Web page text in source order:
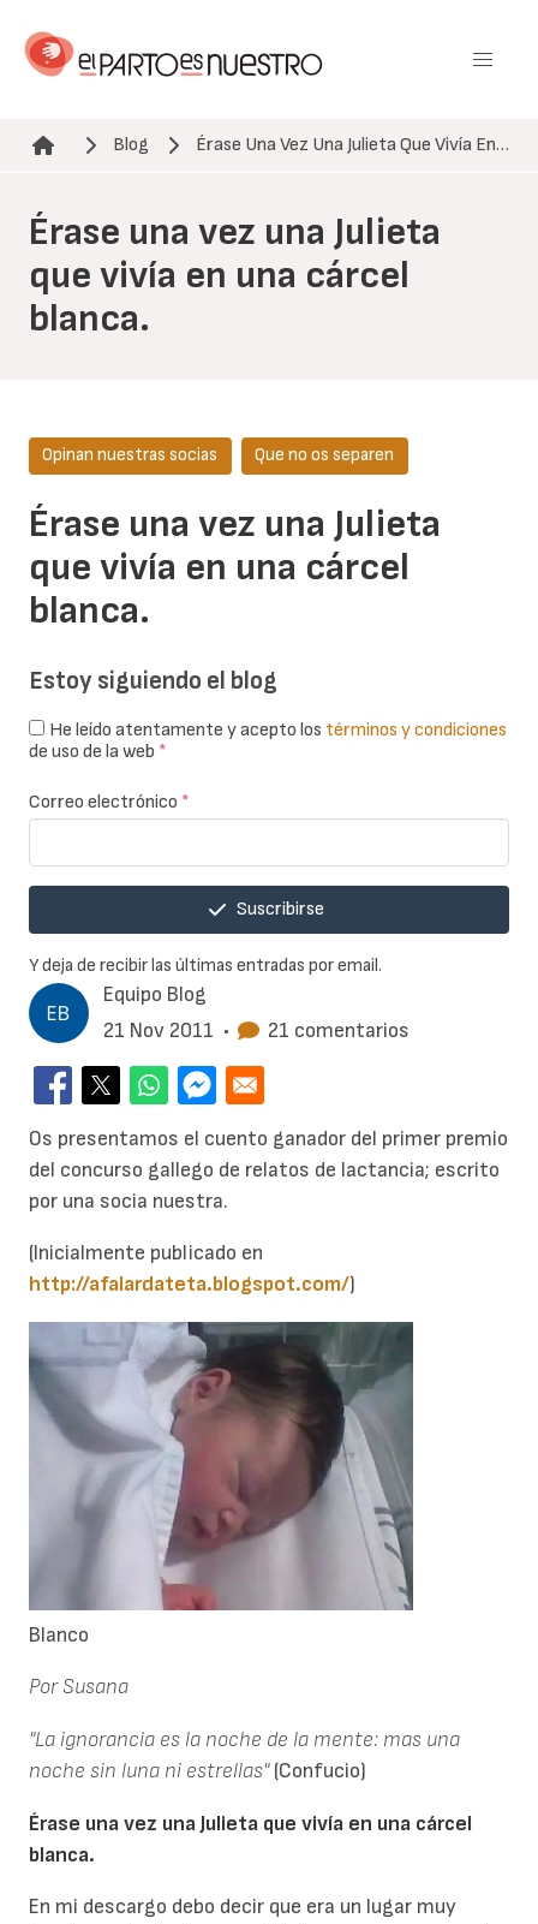
contenido
Ruta de navegación
Blog Érase Una Vez Una Julieta Que Vivía En…
Érase una vez una Julieta
que vivía en una cárcel
blanca.
Equipo Blog
21 Nov 2011 • 21 comentarios
Érase una vez una Julieta
que vivía en una cárcel
blanca.
Opinan nuestras socias Que no os separen
Os presentamos el cuento ganador del primer premio
del concurso gallego de relatos de lactancia; escrito
por una socia nuestra.
(Inicialmente publicado en
http://afalardateta.blogspot.com/)
Blanco
Por Susana
"La ignorancia es la noche de la mente: mas una
noche sin luna ni estrellas"(Confucio)
Érase una vez una Julieta que vivía en una cárcel
blanca.
En mi descargo debo decir que era un lugar muy
Estoy siguiendo el blog
He leído atentamente y acepto los términos y condiciones
de uso de la web *
Correo electrónico *
Suscribirse
Y deja de recibir las últimas entradas por email.